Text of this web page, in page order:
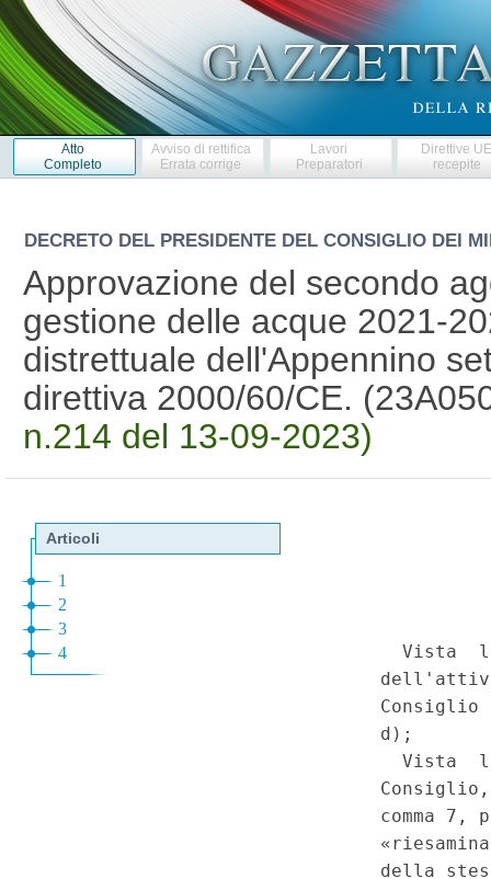
Atto
Completo
Avviso di rettifica
Errata corrige
Lavori
Preparatori
Direttive
recepite
DECRETO DEL PRESIDENTE DEL CONSIGLIO DEI
Approvazione del secondo
gestione delle acque 2021-
distrettuale dell'Appennino
direttiva 2000/60/CE.
n.214 del 13-09-2023)